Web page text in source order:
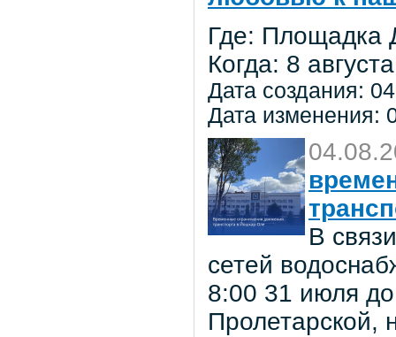
Где: Площадка
Когда: 8
Дата создания:
Дата изменения:
В
сетей
8:00 31 июля
Пролетарской,